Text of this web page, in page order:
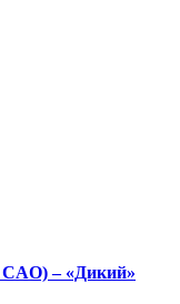
– «Дикий»